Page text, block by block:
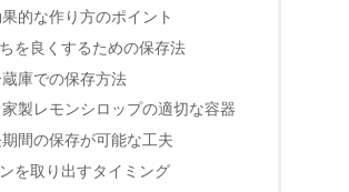
的な作り方のポイント
を良くするための保存法
庫での保存方法
家製レモンシロップの適切な容器
間の保存が可能な工夫
を取り出すタイミング